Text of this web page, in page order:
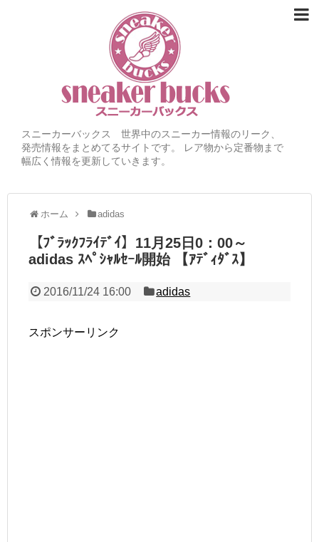
スニーカーバックス 世界中のスニーカー情報のリーク、
発売情報をまとめてるサイトです。 レア物から定番物まで
幅広く情報を更新していきます。
ホーム adidas
【ﾌﾞﾗｯｸﾌﾗｲﾃﾞｲ】11月25日0：00～
adidas ｽﾍﾟｼｬﾙｾｰﾙ開始 【ｱﾃﾞｨﾀﾞｽ】
2016/11/24 16:00 adidas
スポンサーリンク